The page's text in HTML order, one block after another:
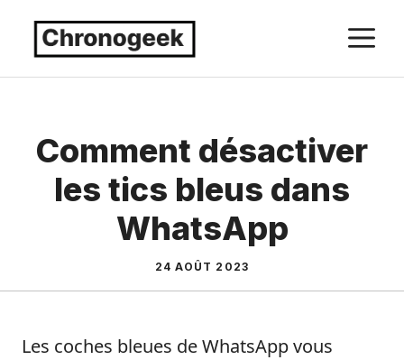
Comment désactiver
les tics bleus dans
WhatsApp
24 AOÛT 2023
Les coches bleues de WhatsApp vous